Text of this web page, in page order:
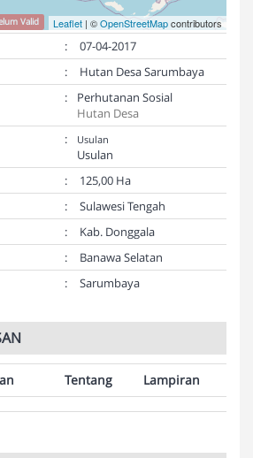
Leaflet | ©OpenStreetMapcontributors
Valid
:
07-04-2017
:
Hutan Desa Sarumbaya
:
Perhutanan Sosial
Hutan Desa
: Usulan
Usulan
:
125,00 Ha
:
Sulawesi Tengah
:
Kab. Donggala
:
Banawa Selatan
: Sarumbaya
Tentang Lampiran